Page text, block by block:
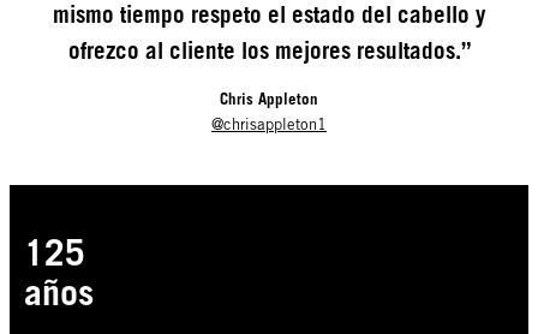
mismo tiempo respeto el estado del cabello y
ofrezco al cliente los mejores resultados.”
Chris Appleton
@chrisappleton1
125
años